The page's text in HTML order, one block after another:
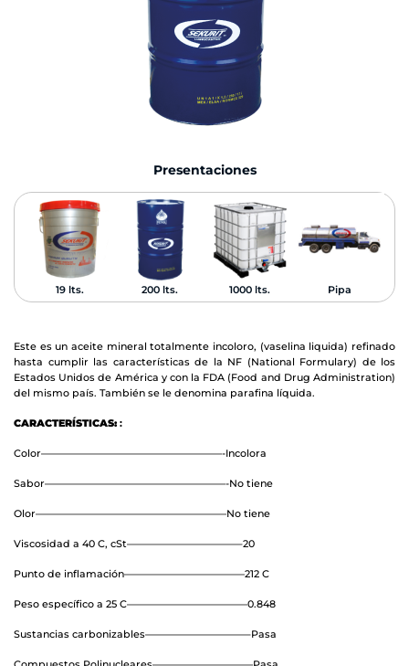
Presentaciones
19 lts. 200 lts. 1000 lts. Pipa
Este es un aceite mineral totalmente incoloro, (vaselina liquida) refinado
hasta cumplir las características de la NF (National Formulary) de los
Estados Unidos de América y con la FDA (Food and Drug Administration)
del mismo país. También se le denomina parafina líquida.
CARACTERÍSTICAS: :
Color——————————————————-Incolora
Sabor——————————————————-No tiene
Olor———————————————————No tiene
Viscosidad a 40 C, cSt———————————–20
Punto de inflamación————————————212 C
Peso específico a 25 C————————————0.848
Sustancias carbonizables——————————–Pasa